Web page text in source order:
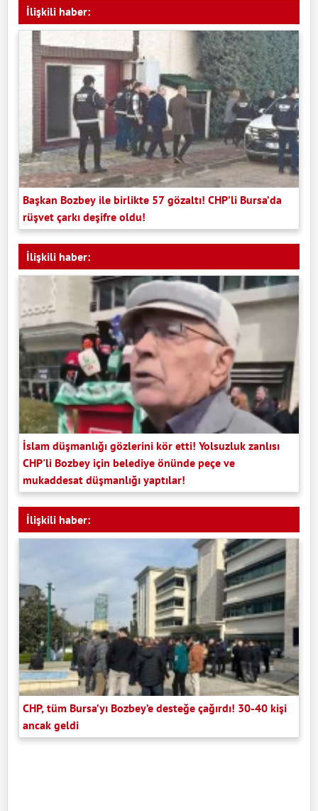
İlişkili haber:
Başkan Bozbey ile birlikte 57 gözaltı! CHP’li Bursa’da
rüşvet çarkı deşifre oldu!
İlişkili haber:
İslam düşmanlığı gözlerini kör etti! Yolsuzluk zanlısı
CHP'li Bozbey için belediye önünde peçe ve
mukaddesat düşmanlığı yaptılar!
İlişkili haber:
CHP, tüm Bursa’yı Bozbey’e desteğe çağırdı! 30-40 kişi
ancak geldi